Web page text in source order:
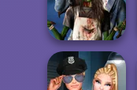
Winx Paint Fairy
Color